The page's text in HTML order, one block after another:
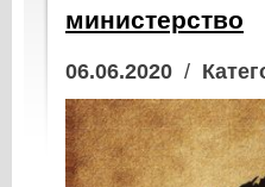
министерство
06.06.2020 /